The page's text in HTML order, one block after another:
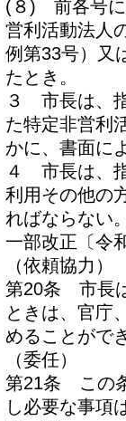
(８) 前各号に
営利活動法人
例第33号）又
たとき。
３ 市長は、
た特定非営利
かに、書面に
４ 市長は、
利用その他の
ればならない
一部改正〔令
（依頼協力）
第20条 市長
ときは、官庁
めることがで
（委任）
第21条 この
し必要な事項